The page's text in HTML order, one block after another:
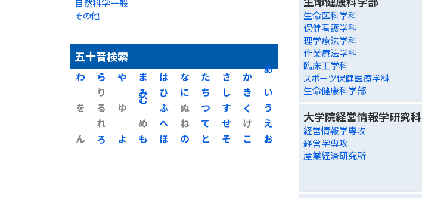
自然科学一般
その他
五十音検索
あ
い
う
え
お
か
き
く
け
こ
さ
し
す
せ
そ
た
ち
つ
て
と
な
に
ぬ
ね
の
は
ひ
ふ
へ
ほ
ま
み
む
め
も
や
ゆ
よ
ら
り
る
れ
ろ
わ
を
ん
生命医科学科
保健看護学科
理学療法学科
作業療法学科
臨床工学科
スポーツ保健医療学科
生命健康科学部
大学院経営情報学研究科
経営情報学専攻
経営学専攻
産業経済研究所